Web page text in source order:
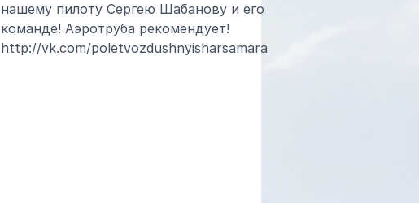
нашему пилоту Сергею Шабанову и его
команде! Аэротруба рекомендует!
http://vk.com/poletvozdushnyisharsamara